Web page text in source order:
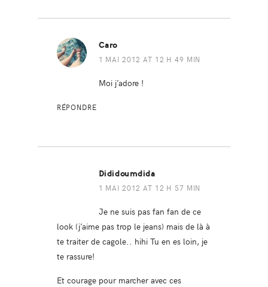
Caro
1 MAI 2012 AT 12 H 49 MIN
Moi j’adore !
RÉPONDRE
Dididoumdida
1 MAI 2012 AT 12 H 57 MIN
Je ne suis pas fan fan de ce
look (j’aime pas trop le jeans) mais de là à
te traiter de cagole.. hihi Tu en es loin, je
te rassure!
Et courage pour marcher avec ces